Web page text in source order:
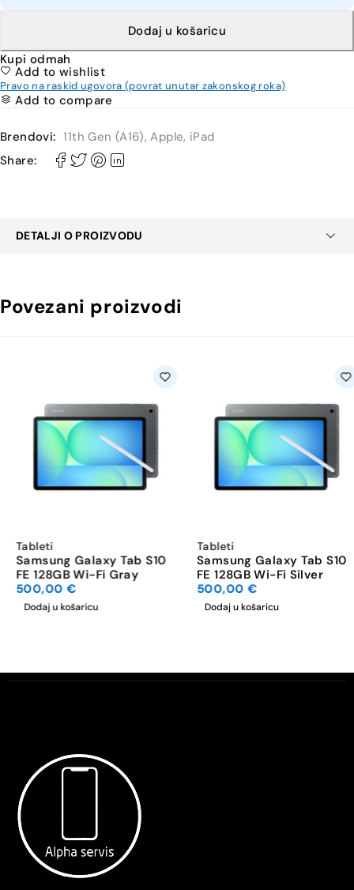
Dodaj u košaricu
Kupi odmah
Add to wishlist
Pravo na raskid ugovora (povrat unutar zakonskog roka)
Add to compare
Brendovi: 11th Gen (A16),Apple, iPad
Share:
DETALJI O PROIZVODU
Povezani proizvodi
Tableti
Samsung Galaxy Tab S10
FE 128GB Wi-Fi Gray
500,00€
Dodaj u košaricu
Tableti
Samsung Galaxy Tab S10
FE 128GB Wi-Fi Silver
500,00€
Dodaj u košaricu